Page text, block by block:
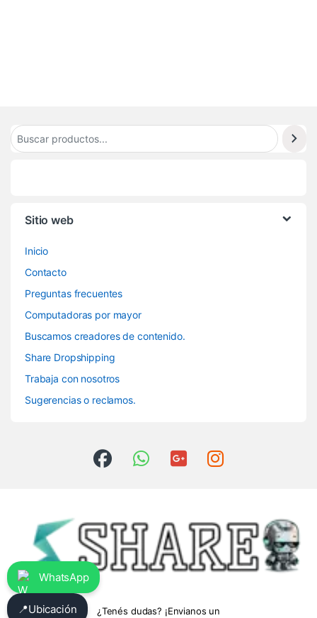
Sitio web
Inicio
Contacto
Preguntas frecuentes
Computadoras por mayor
Buscamos creadores de contenido.
Share Dropshipping
Trabaja con nosotros
Sugerencias o reclamos.
¿Tenés dudas? ¡Envianos un
WhatsApp
📍Ubicación